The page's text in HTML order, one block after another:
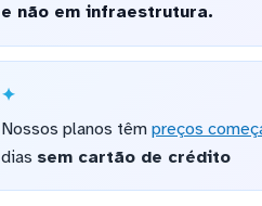
e não em infraestrutura.
Nossos planos têm preços
dias sem cartão de crédito